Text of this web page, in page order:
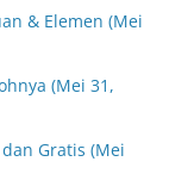
& Elemen (Mei
(Mei 31,
Gratis (Mei